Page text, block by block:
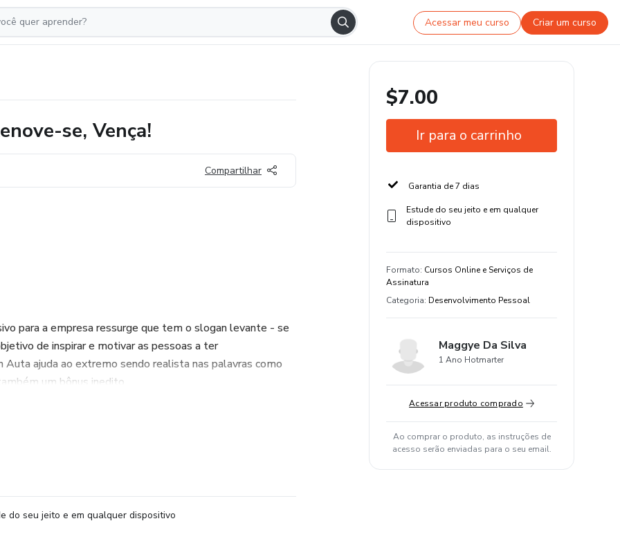
Acessar meu curso Criar um curso
se, Vença!
Compartilhar
para a empresa ressurge que tem o slogan levante - se
de inspirar e motivar as pessoas a ter
ajuda ao extremo sendo realista nas palavras como
um bônus inedito
do seu jeito e em qualquer dispositivo
$7.00
Ir para o carrinho
Garantia de 7 dias
Estude do seu jeito e em qualquer
dispositivo
Formato: Cursos Online e Serviços de
Assinatura
Categoria: Desenvolvimento Pessoal
Maggye Da Silva
1 Ano Hotmarter
Acessar produto comprado
Ao comprar o produto, as instruções de
acesso serão enviadas para o seu email.